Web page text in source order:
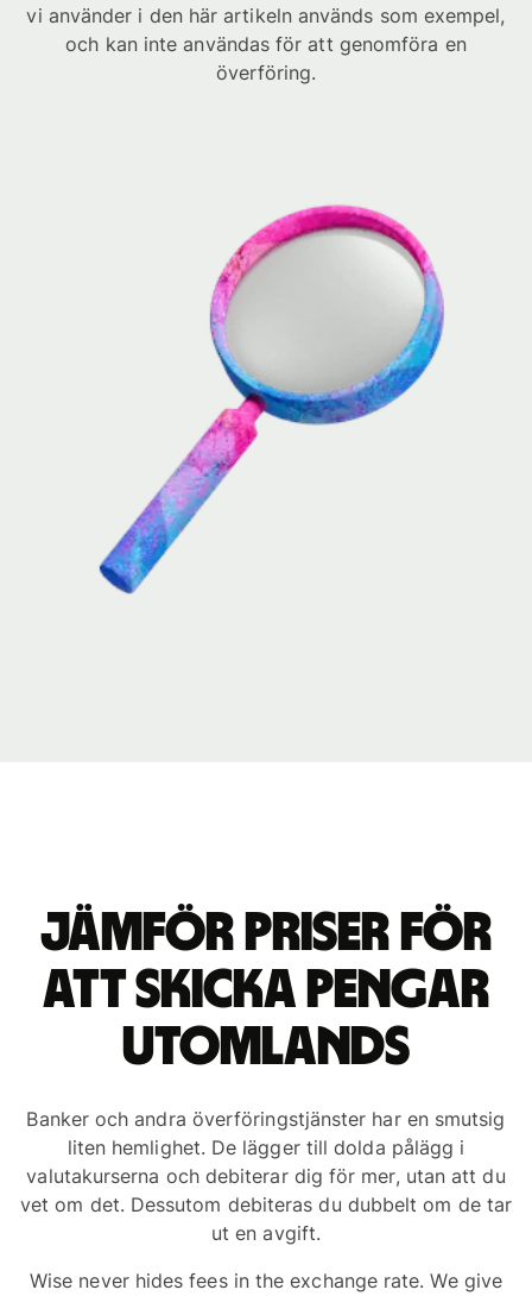
vi använder i den här artikeln används som exempel,
och kan inte användas för att genomföra en
överföring.
Jämför priser för
att skicka pengar
utomlands
Banker och andra överföringstjänster har en smutsig
liten hemlighet. De lägger till dolda pålägg i
valutakurserna och debiterar dig för mer, utan att du
vet om det. Dessutom debiteras du dubbelt om de tar
ut en avgift.
Wise never hides fees in the exchange rate. We give